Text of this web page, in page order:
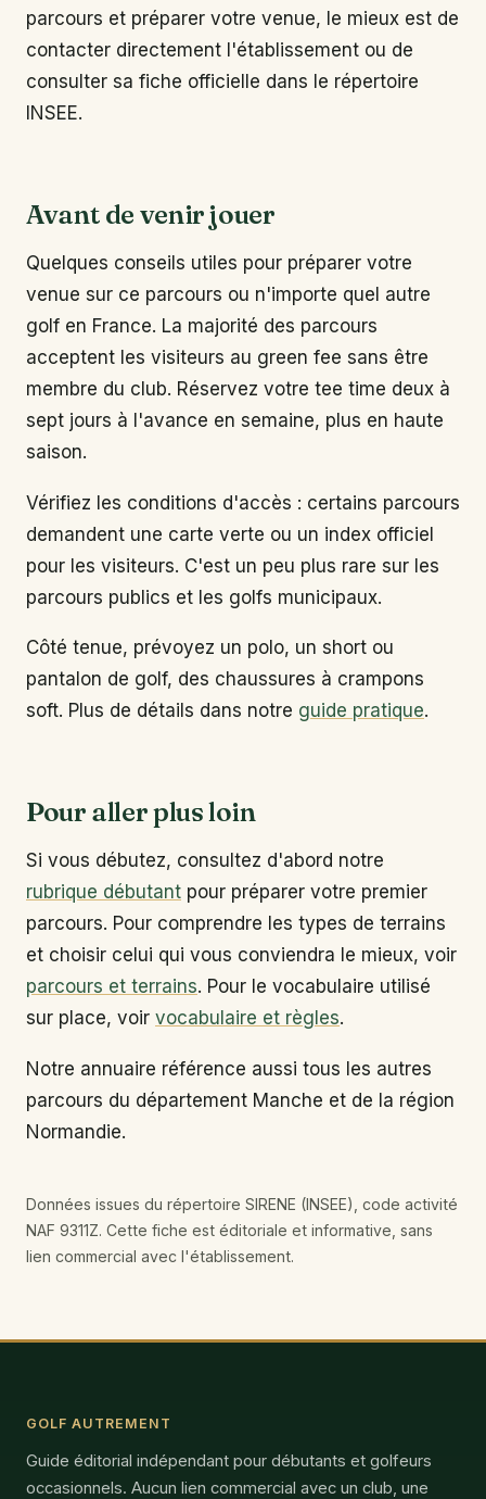
parcours et préparer votre venue, le mieux est de
contacter directement l'établissement ou de
consulter sa fiche officielle dans le répertoire
INSEE.
Avant de venir jouer
Quelques conseils utiles pour préparer votre
venue sur ce parcours ou n'importe quel autre
golf en France. La majorité des parcours
acceptent les visiteurs au green fee sans être
membre du club. Réservez votre tee time deux à
sept jours à l'avance en semaine, plus en haute
saison.
Vérifiez les conditions d'accès : certains parcours
demandent une carte verte ou un index officiel
pour les visiteurs. C'est un peu plus rare sur les
parcours publics et les golfs municipaux.
Côté tenue, prévoyez un polo, un short ou
pantalon de golf, des chaussures à crampons
soft. Plus de détails dans notre guide pratique.
Pour aller plus loin
Si vous débutez, consultez d'abord notre
rubrique débutant pour préparer votre premier
parcours. Pour comprendre les types de terrains
et choisir celui qui vous conviendra le mieux, voir
parcours et terrains. Pour le vocabulaire utilisé
sur place, voir vocabulaire et règles.
Notre annuaire référence aussi tous les autres
parcours du département Manche et de la région
Normandie.
Données issues du répertoire SIRENE (INSEE), code activité
NAF 9311Z. Cette fiche est éditoriale et informative, sans
lien commercial avec l'établissement.
GOLF AUTREMENT
Guide éditorial indépendant pour débutants et golfeurs
occasionnels. Aucun lien commercial avec un club, une